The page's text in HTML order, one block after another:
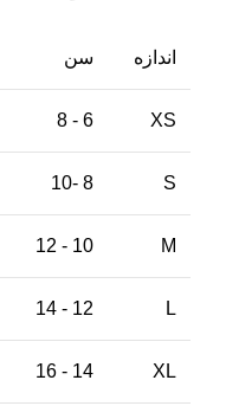
اندازه سن
XS
6 - 8
S
8 -10
M
10 - 12
L
12 - 14
XL
14 - 16